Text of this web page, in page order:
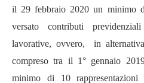
il 29 febbraio 2020 un minimo
versato contributi
lavorative, ovvero, in
compreso tra il 1° gennaio
minimo di 10